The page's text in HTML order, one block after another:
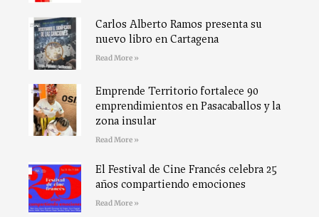
Carlos Alberto Ramos presenta su
nuevo libro en Cartagena
Read More »
Emprende Territorio fortalece 90
emprendimientos en Pasacaballos y la
zona insular
Read More »
El Festival de Cine Francés celebra 25
años compartiendo emociones
Read More »